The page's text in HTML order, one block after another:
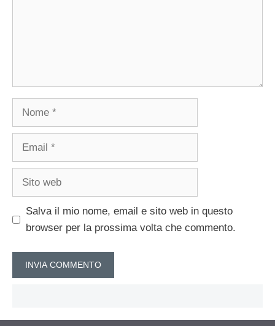
Nome
Email
Sito
Salva il mio nome, email e sito web in questo
browser per la prossima volta che commento.